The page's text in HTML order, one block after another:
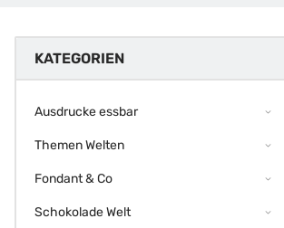
KATEGORIEN
Ausdrucke essbar
Themen Welten
Fondant & Co
Schokolade Welt